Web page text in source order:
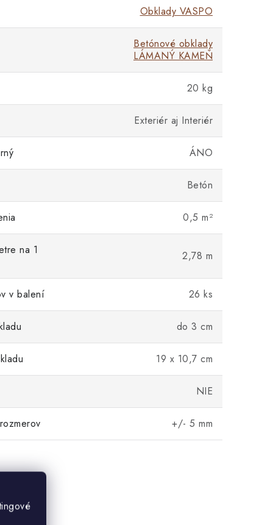
Obklady VASPO
Betónové obklady
LÁMANÝ KAMEŇ
20 kg
Exteriér aj Interiér
ÁNO
Betón
0,5 m²
na 1 2,78 m
v balení 26 ks
do 3 cm
19 x 10,7 cm
NIE
+/- 5 mm